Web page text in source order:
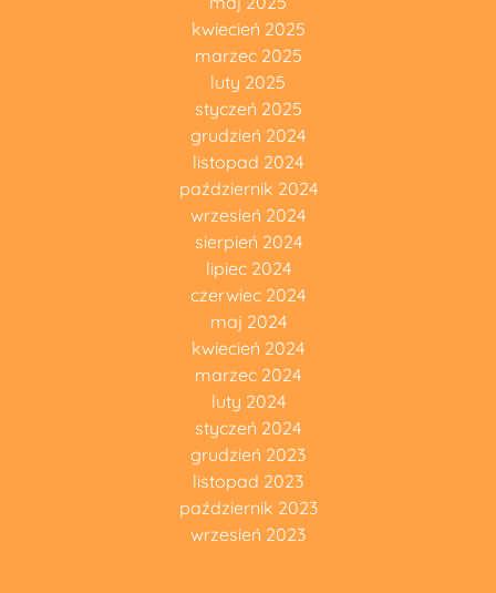
kwiecień 2025
marzec 2025
luty 2025
styczeń 2025
grudzień 2024
listopad 2024
październik 2024
wrzesień 2024
sierpień 2024
lipiec 2024
czerwiec 2024
maj 2024
kwiecień 2024
marzec 2024
luty 2024
styczeń 2024
grudzień 2023
listopad 2023
październik 2023
wrzesień 2023